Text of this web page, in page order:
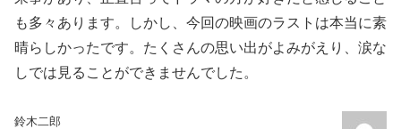
も多々あります。しかし、今回の映画のラストは本当に素
晴らしかったです。たくさんの思い出がよみがえり、涙な
しでは見ることができませんでした。
鈴木二郎